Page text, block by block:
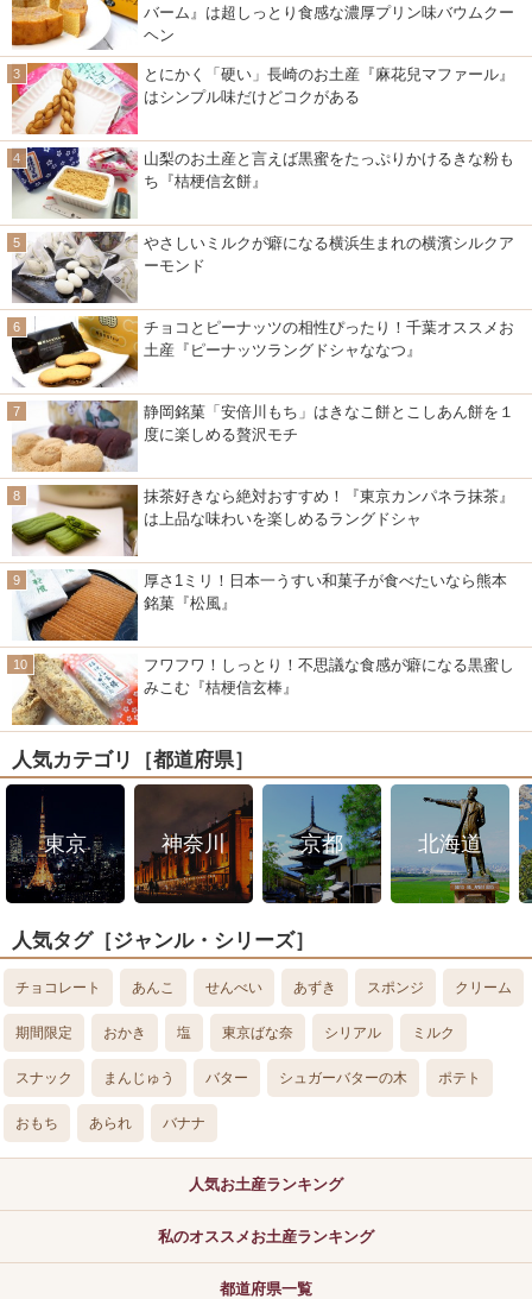
バーム』は超しっとり食感な濃厚プリン味バウムクー
ヘン
とにかく「硬い」長崎のお土産『麻花兒マファール』
はシンプル味だけどコクがある
山梨のお土産と言えば黒蜜をたっぷりかけるきな粉も
ち『桔梗信玄餅』
やさしいミルクが癖になる横浜生まれの横濱シルクア
ーモンド
チョコとピーナッツの相性ぴったり！千葉オススメお
土産『ピーナッツラングドシャななつ』
静岡銘菓「安倍川もち」はきなこ餅とこしあん餅を１
度に楽しめる贅沢モチ
抹茶好きなら絶対おすすめ！『東京カンパネラ抹茶』
は上品な味わいを楽しめるラングドシャ
厚さ1ミリ！日本一うすい和菓子が食べたいなら熊本
銘菓『松風』
フワフワ！しっとり！不思議な食感が癖になる黒蜜し
みこむ『桔梗信玄棒』
人気カテゴリ［都道府県］
東京 神奈川 京都 北海道
人気タグ［ジャンル・シリーズ］
チョコレート あんこ せんべい あずき スポンジ クリーム
期間限定 おかき 塩 東京ばな奈 シリアル ミルク
スナック まんじゅう バター シュガーバターの木 ポテト
おもち あられ バナナ
人気お土産ランキング
私のオススメお土産ランキング
都道府県一覧